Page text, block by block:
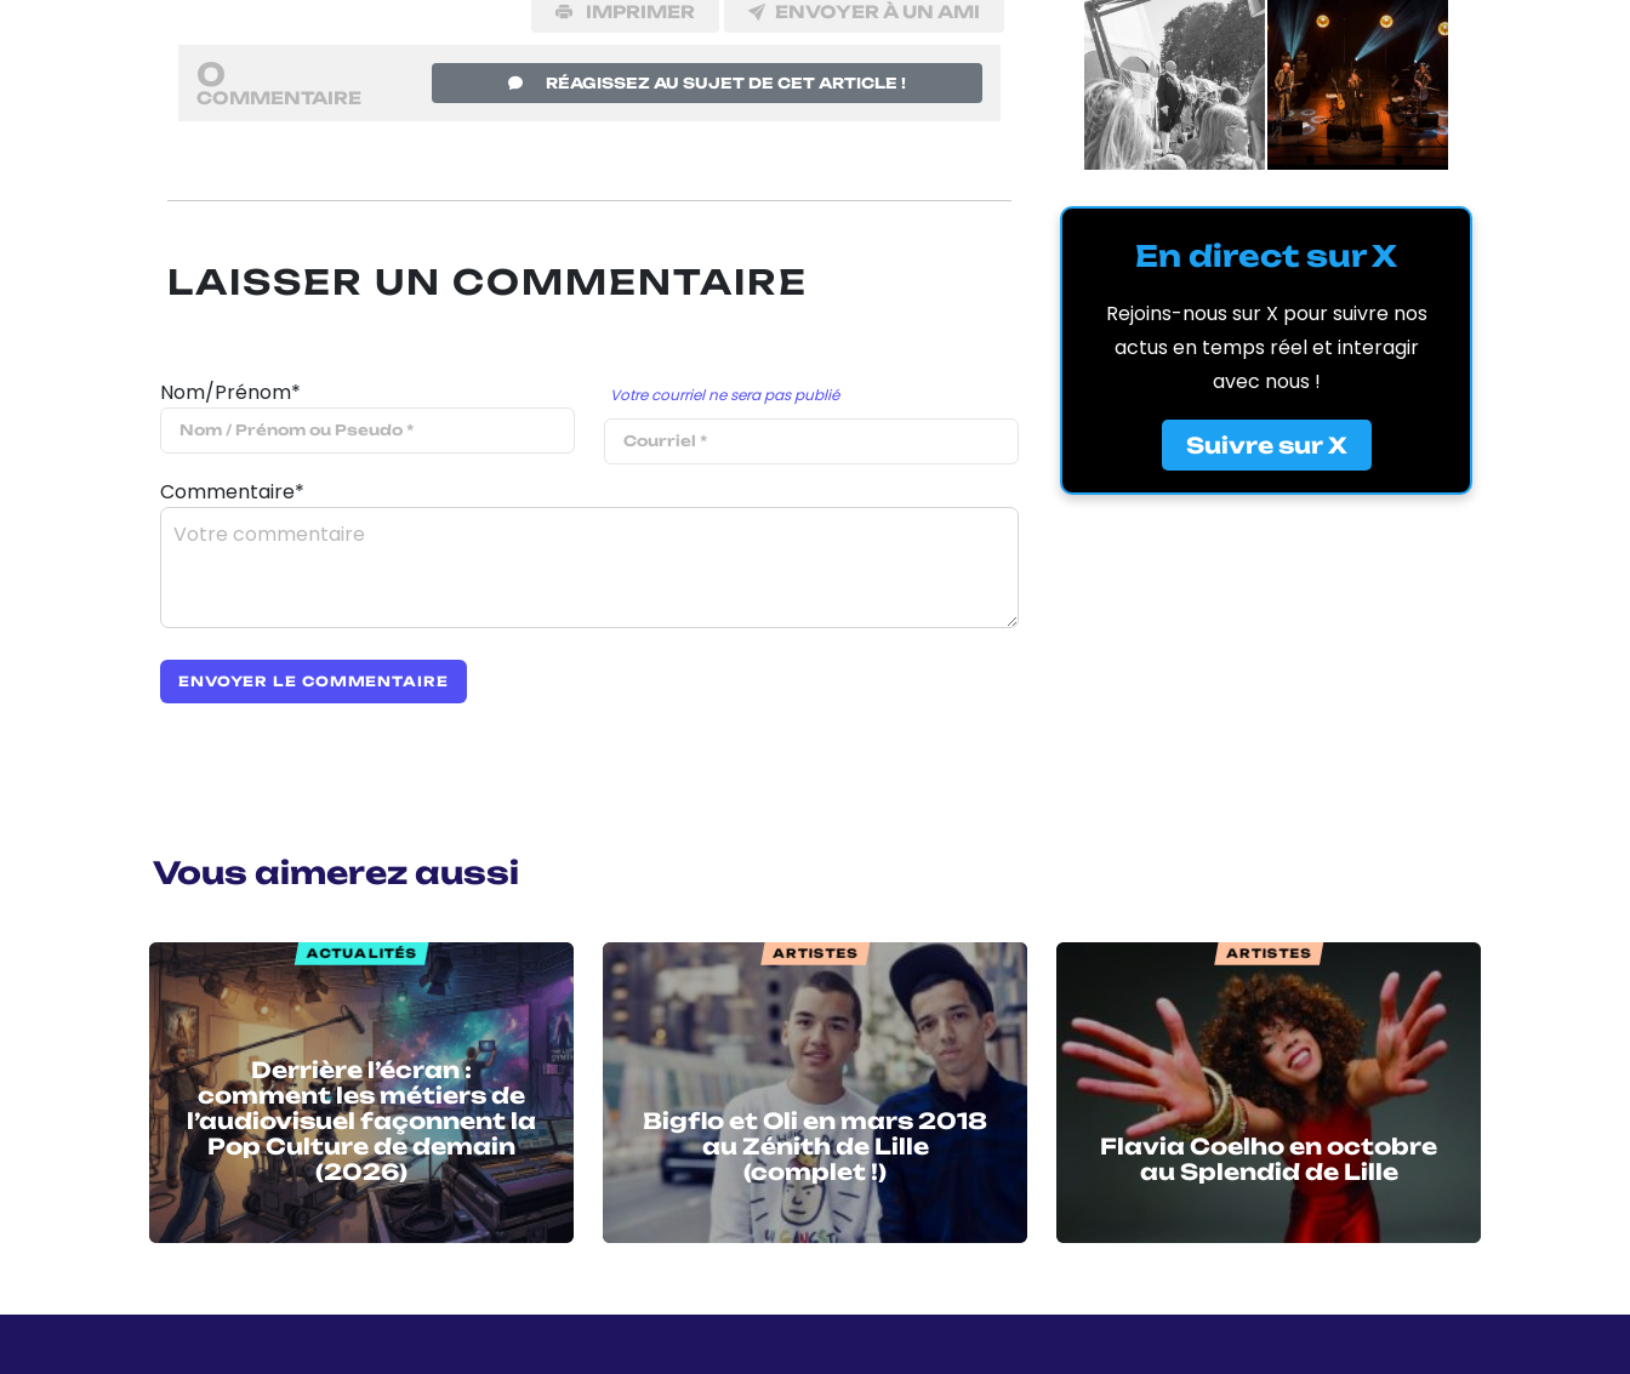
IMPRIMER ENVOYER À UN AMI
0
COMMENTAIRE
RÉAGISSEZ AU SUJET DE CET ARTICLE !
LAISSER UN COMMENTAIRE
Nom/Prénom* Votre courriel ne sera pas publié
Commentaire*
En direct sur X
Rejoins-nous sur X pour suivre nos
actus en temps réel et interagir
avec nous !
Suivre sur X
Vous aimerez aussi
ACTUALITÉS
Derrière l’écran :
comment les métiers de
l’audiovisuel façonnent la
Pop Culture de demain
(2026)
ARTISTES
Bigflo et Oli en mars 2018
au Zénith de Lille
(complet !)
ARTISTES
Flavia Coelho en octobre
au Splendid de Lille